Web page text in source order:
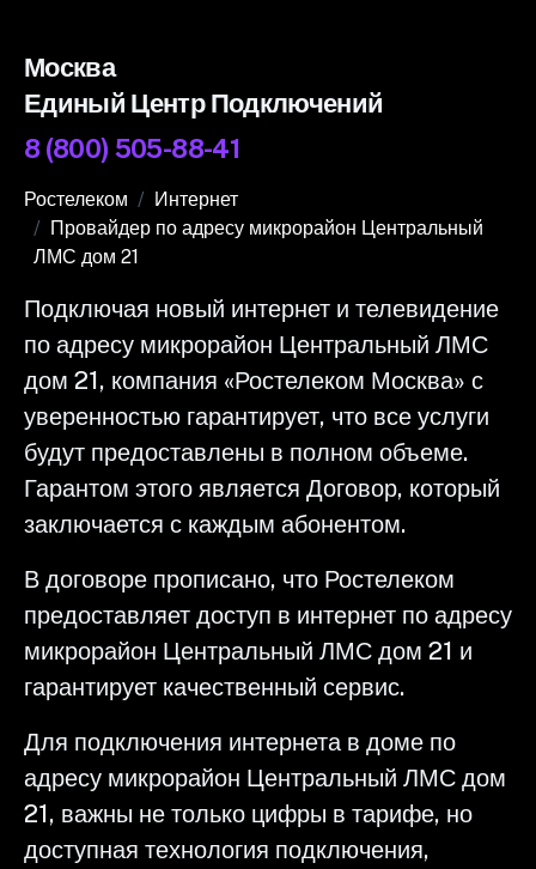
Москва
Единый Центр Подключений
8 (800) 505-88-41
Ростелеком
Интернет
Провайдер по адресу микрорайон Центральный
ЛМС дом 21
Подключая новый интернет и телевидение
по адресу микрорайон Центральный ЛМС
дом 21, компания «Ростелеком Москва» с
уверенностью гарантирует, что все услуги
будут предоставлены в полном объеме.
Гарантом этого является Договор, который
заключается с каждым абонентом.
В договоре прописано, что Ростелеком
предоставляет доступ в интернет по адресу
микрорайон Центральный ЛМС дом 21 и
гарантирует качественный сервис.
Для подключения интернета в доме по
адресу микрорайон Центральный ЛМС дом
21, важны не только цифры в тарифе, но
доступная технология подключения,